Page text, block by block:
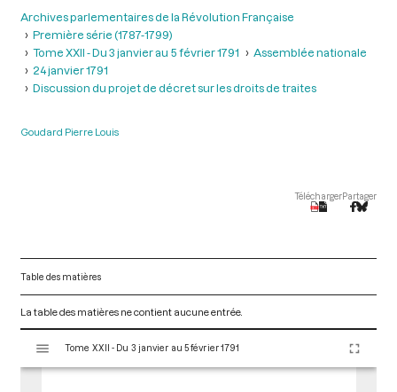
Archives parlementaires de la Révolution Française
Première série (1787-1799)
Tome XXII - Du 3 janvier au 5 février 1791
Assemblée nationale
24 janvier 1791
Discussion du projet de décret sur les droits de traites
Goudard Pierre Louis
TéléchargerPartager
Table des matières
La table des matières ne contient aucune entrée.
s
Tome XXII - Du 3 janvier au 5 février 1791